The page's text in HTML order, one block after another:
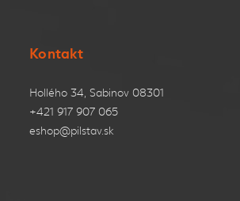
Kontakt
Hollého 34, Sabinov 08301
+421 917 907 065
eshop@pilstav.sk